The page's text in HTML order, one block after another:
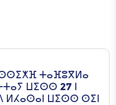
ⵜⴰⴼⵓⴳⵍⴰ
ⵡⵉⵙⵙ 27 ⵏ
ⵍⵃⴰⵙⴰⵏ ⵡⵉⵙⵙ ⵙⵉⵏ